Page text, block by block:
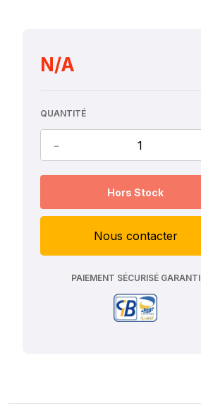
N/A
QUANTITÉ
-
Hors Stock
Nous contacter
PAIEMENT SÉCURISÉ GARANTI